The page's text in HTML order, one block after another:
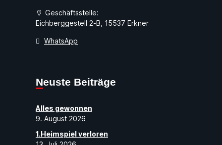
Geschäftsstelle:
Eichberggestell 2-B, 15537 Erkner
WhatsApp
Neuste Beiträge
Alles gewonnen
9. August 2026
1.Heimspiel verloren